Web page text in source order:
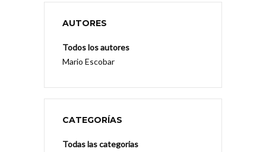
AUTORES
Todos los autores
Mario Escobar
CATEGORÍAS
Todas las categorias